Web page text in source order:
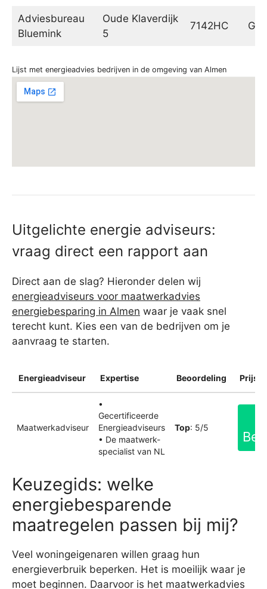
Adviesbureau
Bluemink
Oude Klaverdijk
5
7142HC
Lijst met energieadvies bedrijven in de omgeving van Almen
Uitgelichte energie adviseurs:
vraag direct een rapport aan
Direct aan de slag? Hieronder delen wij
energieadviseurs voor maatwerkadvies
energiebesparing in Almen waar je vaak snel
terecht kunt. Kies een van de bedrijven om je
aanvraag te starten.
Energieadviseur Expertise Beoordeling
Maatwerkadviseur
•
Gecertificeerde
Energieadviseurs
• De maatwerk-
specialist van NL
Top: 5/5
Keuzegids: welke
energiebesparende
maatregelen passen bij mij?
Veel woningeigenaren willen graag hun
energieverbruik beperken. Het is moeilijk waar je
moet beginnen. Daarvoor is het maatwerkadvies